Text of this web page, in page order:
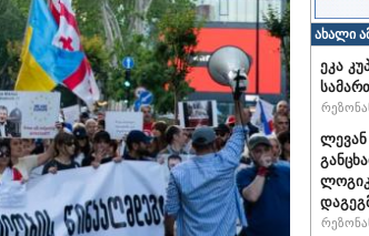
ახალი
ეკა
ლევან